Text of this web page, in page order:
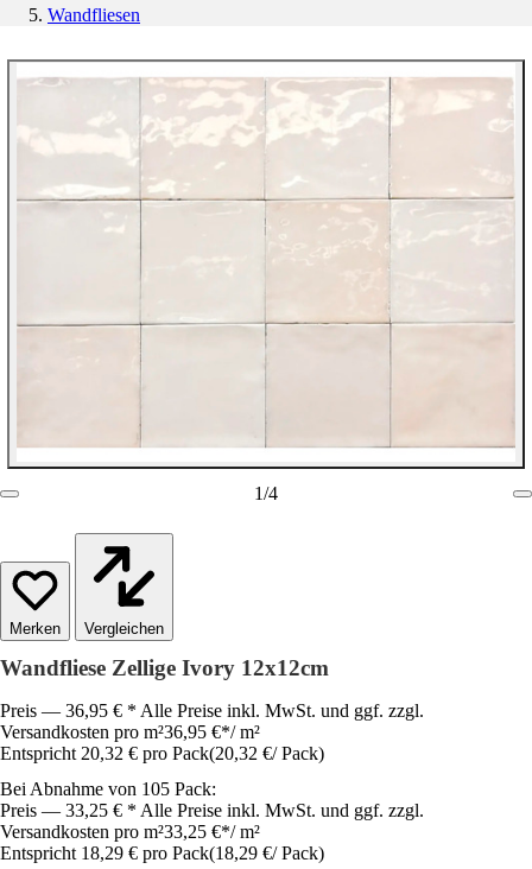
Wandfliesen
1/4
Vergleichen
Wandfliese Zellige Ivory 12x12cm
Preis — 36,95 € * Alle Preise inkl. MwSt. und ggf. zzgl.
Versandkosten pro m²36,95 €*/ m²
Entspricht 20,32 € pro Pack(20,32 €/ Pack)
Bei Abnahme von 105 Pack:
Preis — 33,25 € * Alle Preise inkl. MwSt. und ggf. zzgl.
Versandkosten pro m²33,25 €*/ m²
Entspricht 18,29 € pro Pack(18,29 €/ Pack)